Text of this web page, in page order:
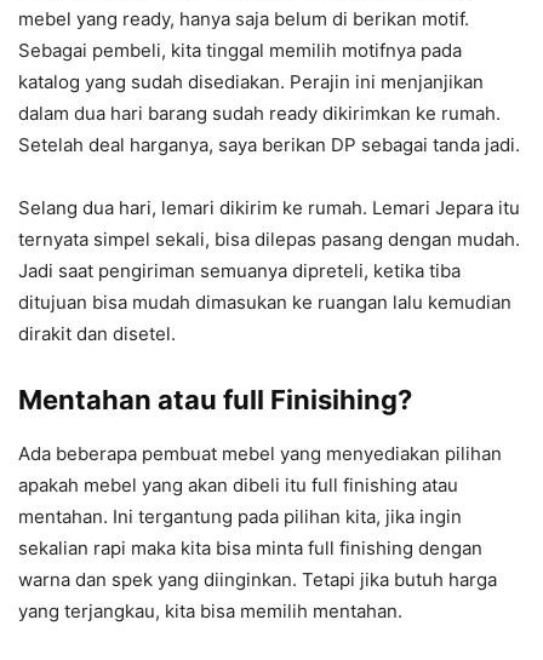
mebel yang ready, hanya saja belum di berikan motif.
Sebagai pembeli, kita tinggal memilih motifnya pada
katalog yang sudah disediakan. Perajin ini menjanjikan
dalam dua hari barang sudah ready dikirimkan ke rumah.
Setelah deal harganya, saya berikan DP sebagai tanda jadi.
Selang dua hari, lemari dikirim ke rumah. Lemari Jepara itu
ternyata simpel sekali, bisa dilepas pasang dengan mudah.
Jadi saat pengiriman semuanya dipreteli, ketika tiba
ditujuan bisa mudah dimasukan ke ruangan lalu kemudian
dirakit dan disetel.
Mentahan atau full Finisihing?
Ada beberapa pembuat mebel yang menyediakan pilihan
apakah mebel yang akan dibeli itu full finishing atau
mentahan. Ini tergantung pada pilihan kita, jika ingin
sekalian rapi maka kita bisa minta full finishing dengan
warna dan spek yang diinginkan. Tetapi jika butuh harga
yang terjangkau, kita bisa memilih mentahan.